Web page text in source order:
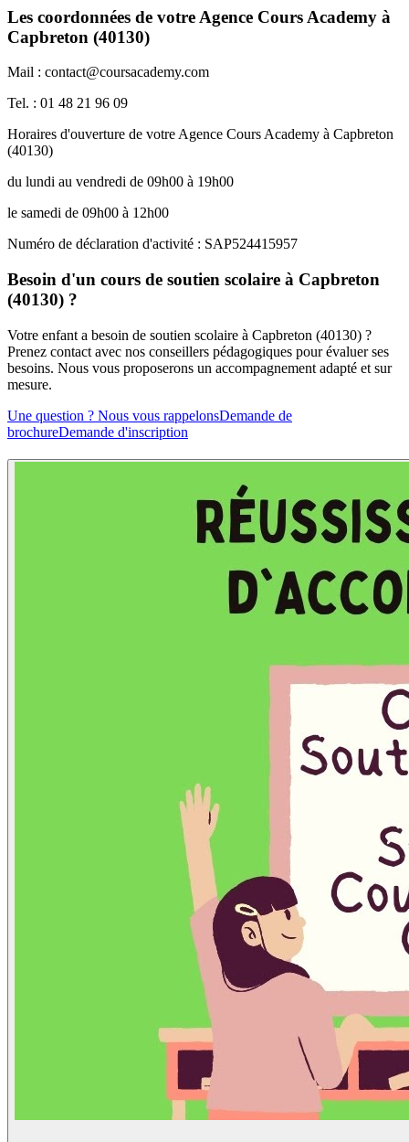
Les coordonnées de votre Agence Cours Academy à
Capbreton (40130)
Mail : contact@coursacademy.com
Tel. : 01 48 21 96 09
Horaires d'ouverture de votre Agence Cours Academy à Capbreton
(40130)
du lundi au vendredi de 09h00 à 19h00
le samedi de 09h00 à 12h00
Numéro de déclaration d'activité : SAP524415957
Besoin d'un cours de soutien scolaire à Capbreton
(40130) ?
Votre enfant a besoin de soutien scolaire à Capbreton (40130) ?
Prenez contact avec nos conseillers pédagogiques pour évaluer ses
besoins. Nous vous proposerons un accompagnement adapté et sur
mesure.
Une question ? Nous vous rappelonsDemande de
brochureDemande d'inscription